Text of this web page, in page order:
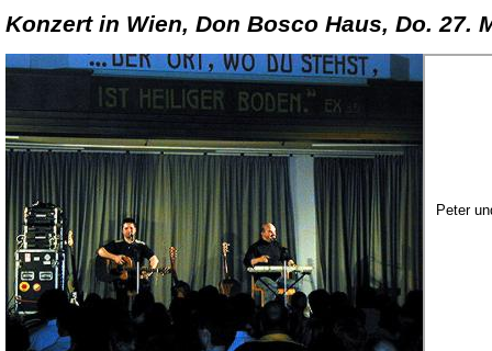
Konzert in Wien, Don Bosco Haus, Do. 27.
Peter